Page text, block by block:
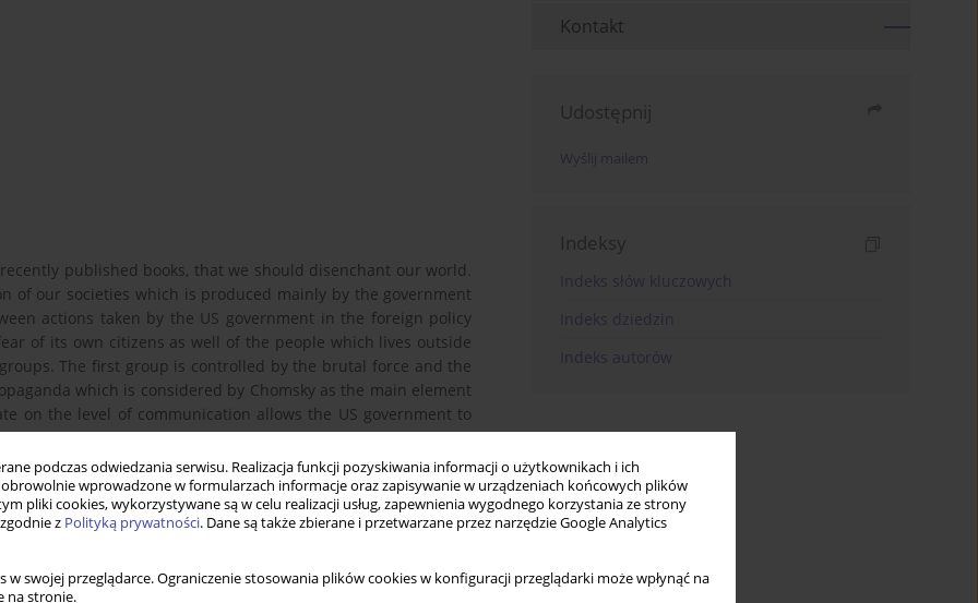
podczas odwiedzania serwisu. Realizacja funkcji pozyskiwania informacji o użytkownikach i ich
wprowadzone w formularzach informacje oraz zapisywanie w urządzeniach końcowych plików
pliki cookies, wykorzystywane są w celu realizacji usług, zapewnienia wygodnego korzystania ze strony
z Polityką prywatności. Dane są także zbierane i przetwarzane przez narzędzie Google Analytics
w swojej przeglądarce. Ograniczenie stosowania plików cookies w konfiguracji przeglądarki może wpłynąć na
na stronie.
published books, that we should disenchant our world.
of our societies which is produced mainly by the government
actions taken by the US government in the foreign policy
of its own citizens as well of the people which lives outside
The first group is controlled by the brutal force and the
which is considered by Chomsky as the main element
on the level of communication allows the US government to
system prevent people from having an influence on its
with Noam Chomsky. Interviws with David
Kontakt
Udostępnij
Wyślij mailem
Indeksy
Indeks słów kluczowych
Indeks dziedzin
Indeks autorów